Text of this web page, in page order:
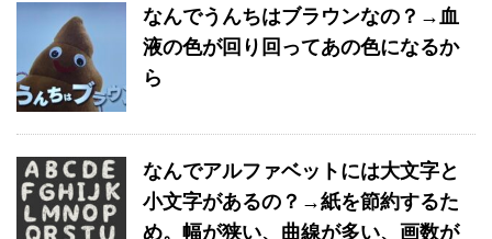
なんでうんちはブラウンなの？→血
液の色が回り回ってあの色になるか
ら
なんでアルファベットには大文字と
小文字があるの？→紙を節約するた
め。幅が狭い、曲線が多い、画数が